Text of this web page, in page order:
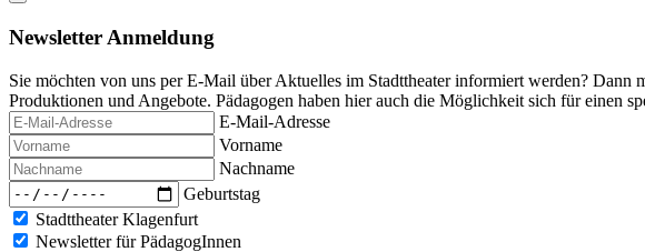
Newsletter Anmeldung
Sie möchten von uns per E-Mail über Aktuelles im Stadttheater informiert werden? Dann
Produktionen und Angebote. Pädagogen haben hier auch die Möglichkeit sich für einen
E-Mail-Adresse
Vorname
Nachname
Geburtstag
Stadttheater Klagenfurt
Newsletter für PädagogInnen